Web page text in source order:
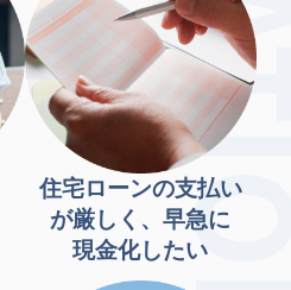
住宅ローンの支払い
が厳しく、早急に
現金化したい